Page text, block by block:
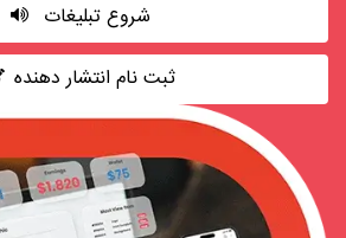
شروع تبلیغات
ثبت نام انتشار دهنده